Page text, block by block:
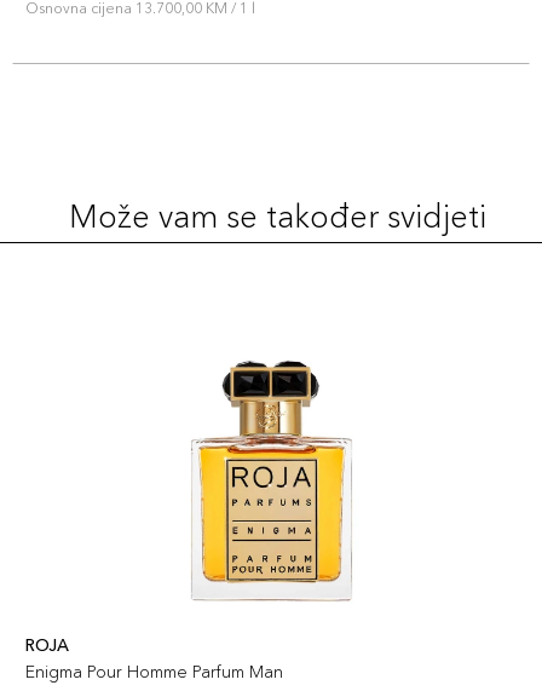
Osnovna cijena 13.700,00 KM / 1 l
Može vam se također svidjeti
ROJA
Enigma Pour Homme Parfum Man